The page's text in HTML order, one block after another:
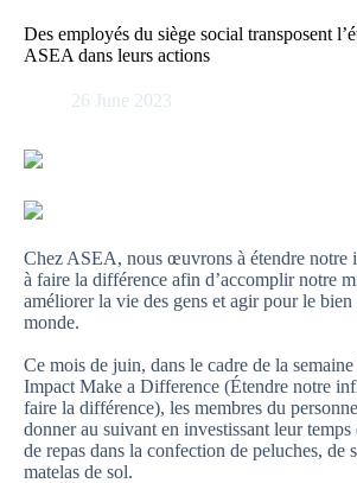
content
Des employés du siège social transposent
ASEA dans leurs actions
26 June 2023
Chez ASEA, nous œuvrons à étendre notre
à faire la différence afin d’accomplir notre
améliorer la vie des gens et agir pour le bien
monde.
Ce mois de juin, dans le cadre de la
Impact Make a Difference (Étendre notre
faire la différence), les membres du
donner au suivant en investissant leur temps
de repas dans la confection de peluches, de
matelas de sol.